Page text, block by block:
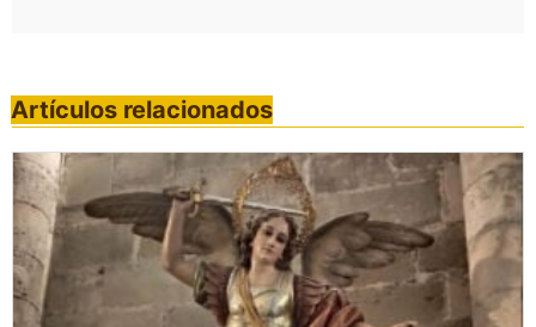
Artículos relacionados